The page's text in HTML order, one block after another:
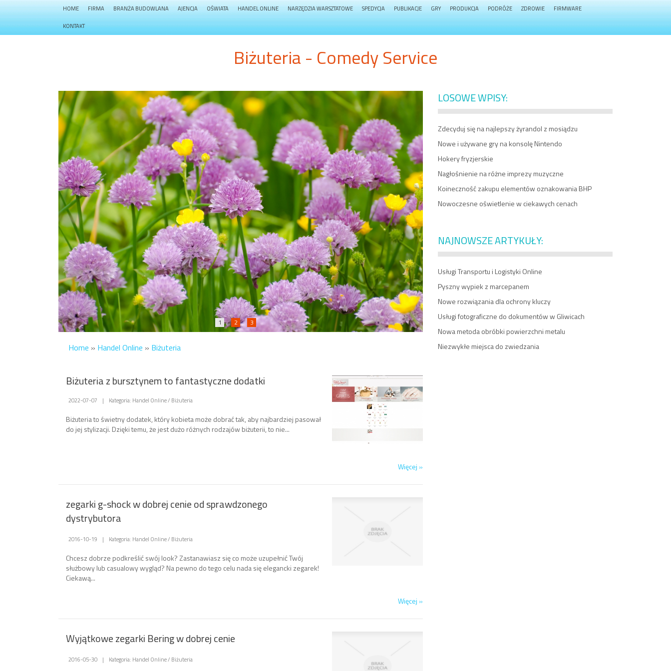
HOME FIRMA BRANŻA BUDOWLANA AJENCJA OŚWIATA HANDEL ONLINE NARZĘDZIA WARSZTATOWE SPEDYCJA PUBLIKACJE GRY PRODUKCJA PODRÓŻE ZDROWIE FIRMWARE
KONTAKT
Biżuteria - Comedy Service
1 2 3
Home » Handel Online » Biżuteria
Biżuteria z bursztynem to fantastyczne dodatki
2022-07-07 | Kategoria: Handel Online / Biżuteria
Biżuteria to świetny dodatek, który kobieta może dobrać tak, aby najbardziej pasował
do jej stylizacji. Dzięki temu, że jest dużo różnych rodzajów biżuterii, to nie...
Więcej »
zegarki g-shock w dobrej cenie od sprawdzonego
dystrybutora
2016-10-19 | Kategoria: Handel Online / Biżuteria
Chcesz dobrze podkreślić swój look? Zastanawiasz się co może uzupełnić Twój
służbowy lub casualowy wygląd? Na pewno do tego celu nada się elegancki zegarek!
Ciekawą...
Więcej »
Wyjątkowe zegarki Bering w dobrej cenie
2016-05-30 | Kategoria: Handel Online / Biżuteria
LOSOWE WPISY:
Zdecyduj się na najlepszy żyrandol z mosiądzu
Nowe i używane gry na konsolę Nintendo
Hokery fryzjerskie
Nagłośnienie na różne imprezy muzyczne
Koineczność zakupu elementów oznakowania BHP
Nowoczesne oświetlenie w ciekawych cenach
NAJNOWSZE ARTYKUŁY:
Usługi Transportu i Logistyki Online
Pyszny wypiek z marcepanem
Nowe rozwiązania dla ochrony kluczy
Usługi fotograficzne do dokumentów w Gliwicach
Nowa metoda obróbki powierzchni metalu
Niezwykłe miejsca do zwiedzania